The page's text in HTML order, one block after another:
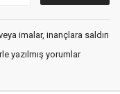
imalar, inançlara saldırı
yazılmış yorumlar